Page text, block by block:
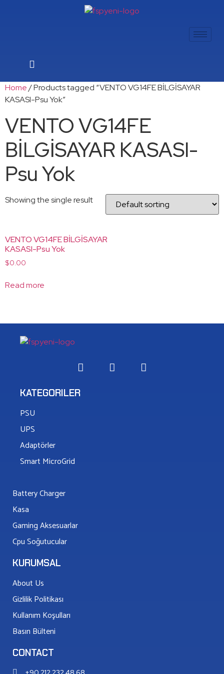
Home/ Products tagged “VENTO VG14FE BİLGİSAYAR
KASASI-Psu Yok”
VENTO VG14FE
BİLGİSAYAR KASASI-
Psu Yok
Showing the single result
VENTO VG14FE BİLGİSAYAR
KASASI-Psu Yok
$0.00
Read more
KATEGORILER
PSU
UPS
Adaptörler
Smart MicroGrid
Battery Charger
Kasa
Gaming Aksesuarlar
Cpu Soğutucular
KURUMSAL
About Us
Gizlilik Politikası
Kullanım Koşulları
Basın Bülteni
CONTACT